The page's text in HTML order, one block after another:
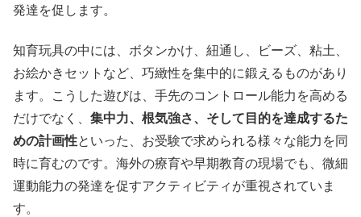
発達を促します。
知育玩具の中には、ボタンかけ、紐通し、ビーズ、粘土、
お絵かきセットなど、巧緻性を集中的に鍛えるものがあり
ます。こうした遊びは、手先のコントロール能力を高める
だけでなく、 集中力、根気強さ、そして目的を達成するた
めの計画性といった、お受験で求められる様々な能力を同
時に育むのです。海外の療育や早期教育の現場でも、微細
運動能力の発達を促すアクティビティが重視されていま
す。